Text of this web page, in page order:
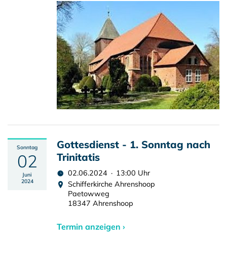
Sonntag
02
Juni
2024
Gottesdienst - 1. Sonntag nach
Trinitatis
02.06.2024 · 13:00 Uhr
Schifferkirche Ahrenshoop
Paetowweg
18347 Ahrenshoop
Termin anzeigen ›